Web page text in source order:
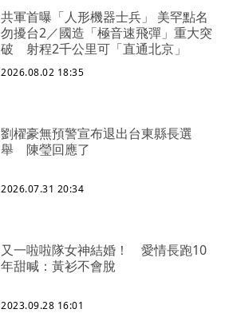
共軍首曝「人形機器士兵」 美罕點名
勿擾台2／國造「極音速飛彈」重大突
破 射程2千公里可「直通北京」
2026.08.02 18:35
劉櫂豪無預警宣布退出台東縣長選
舉 陳瑩回應了
2026.07.31 20:34
又一啦啦隊女神結婚！ 愛情長跑10
年甜喊：黃衫不會脫
2023.09.28 16:01